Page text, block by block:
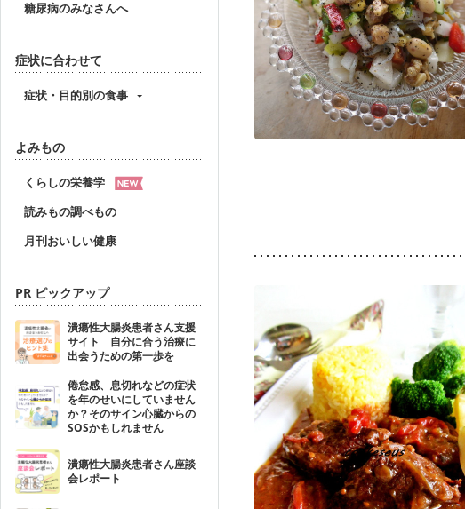
糖尿病のみなさんへ
症状に合わせて
症状・目的別の食事
よみもの
くらしの栄養学
読みもの調べもの
月刊おいしい健康
PR ピックアップ
潰瘍性大腸炎患者さん支援
サイト 自分に合う治療に
出会うための第一歩を
倦怠感、息切れなどの症状
を年のせいにしていません
か？そのサイン心臓からの
SOSかもしれません
潰瘍性大腸炎患者さん座談
会レポート